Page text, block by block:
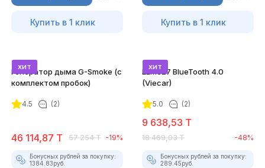
Купить в 1 клик Купить в 1 клик
хит
Генератор дыма G-Smoke (c
комплектом пробок)
4.5 (2)
46 114,87 T 57 254 T -19%
Бонусных рублей за покупку:
1384.83руб.
хит
ELM327 BlueTooth 4.0
(Viecar)
5.0 (2)
9 638,53 T
18 469,03 T -48%
Бонусных рублей за покупку:
289.45руб.